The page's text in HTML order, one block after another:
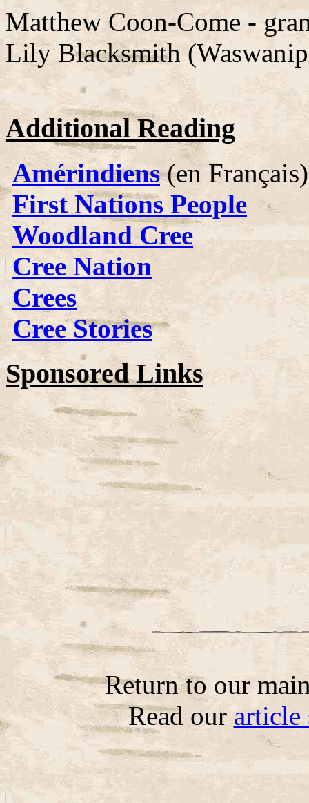
Matthew Coon-Come -
Lily Blacksmith
Additional Reading
Amérindiens(en Français)
First Nations People
Woodland Cree
Cree Nation
Crees
Cree Stories
Sponsored Links
Return to our
Read ourarticle